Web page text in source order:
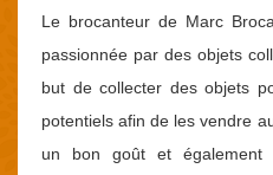
Le brocanteur de Marc
passionnée par des objets
but de collecter des objets
potentiels afin de les vendre
un bon goût et